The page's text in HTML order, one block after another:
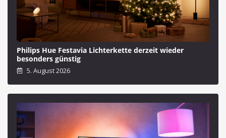
Philips Hue Festavia Lichterkette derzeit wieder
besonders günstig
5. August 2026